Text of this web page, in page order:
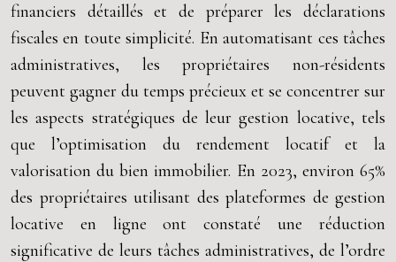
financiers détaillés et de préparer les déclarations
fiscales en toute simplicité. En automatisant ces tâches
administratives, les propriétaires non-résidents
peuvent gagner du temps précieux et se concentrer sur
les aspects stratégiques de leur gestion locative, tels
que l’optimisation du rendement locatif et la
valorisation du bien immobilier. En 2023, environ 65%
des propriétaires utilisant des plateformes de gestion
locative en ligne ont constaté une réduction
significative de leurs tâches administratives, de l’ordre